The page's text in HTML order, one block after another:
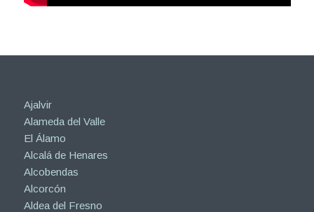
Ajalvir
Alameda del Valle
El Álamo
Alcalá de Henares
Alcobendas
Alcorcón
Aldea del Fresno